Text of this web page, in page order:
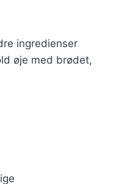
ingredienser
øje med brødet,